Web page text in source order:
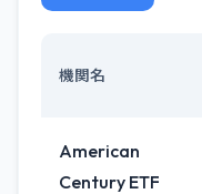
機関名
American
Century ETF